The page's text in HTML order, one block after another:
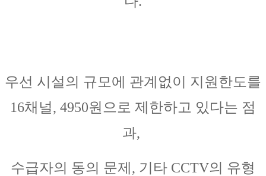
우선 시설의 규모에 관계없이 지원한도를
16채널, 4950원으로 제한하고 있다는 점
과,
수급자의 동의 문제, 기타 CCTV의 유형